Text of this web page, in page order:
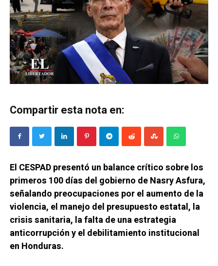
Compartir esta nota en:
El CESPAD presentó un balance crítico sobre los
primeros 100 días del gobierno de Nasry Asfura,
señalando preocupaciones por el aumento de la
violencia, el manejo del presupuesto estatal, la
crisis sanitaria, la falta de una estrategia
anticorrupción y el debilitamiento institucional
en Honduras.